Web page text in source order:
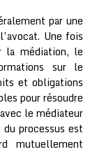
par une
Une fois
la médiation, le
sur le
et obligations
pour résoudre
le médiateur
processus est
mutuellement